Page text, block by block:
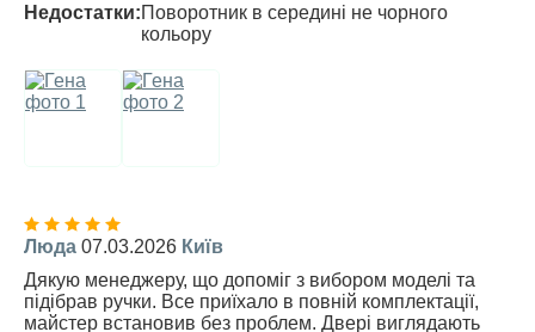
Недостатки:Поворотник в середині не чорного
кольору
Люда 07.03.2026 Київ
Дякую менеджеру, що допоміг з вибором моделі та
підібрав ручки. Все приїхало в повній комплектації,
майстер встановив без проблем. Двері виглядають